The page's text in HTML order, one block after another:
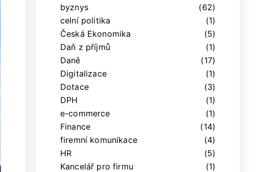
byznys
(62)
celní politika
(1)
Česká Ekonomika
(5)
Daň z příjmů
(1)
Daně
(17)
Digitalizace
(1)
Dotace
(3)
DPH
(1)
e-commerce
(1)
Finance
(14)
firemní komunikace
(4)
HR
(5)
Kancelář pro firmu
(1)